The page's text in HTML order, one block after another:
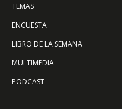
TEMAS
ENCUESTA
LIBRO DE LA SEMANA
MULTIMEDIA
PODCAST